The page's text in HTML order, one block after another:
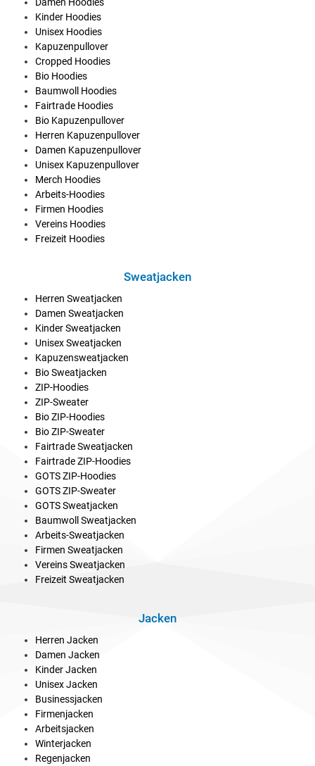
Kinder Hoodies
Unisex Hoodies
Kapuzenpullover
Cropped Hoodies
Bio Hoodies
Baumwoll Hoodies
Fairtrade Hoodies
Bio Kapuzenpullover
Herren Kapuzenpullover
Damen Kapuzenpullover
Unisex Kapuzenpullover
Merch Hoodies
Arbeits-Hoodies
Firmen Hoodies
Vereins Hoodies
Freizeit Hoodies
Sweatjacken
Herren Sweatjacken
Damen Sweatjacken
Kinder Sweatjacken
Unisex Sweatjacken
Kapuzensweatjacken
Bio Sweatjacken
ZIP-Hoodies
ZIP-Sweater
Bio ZIP-Hoodies
Bio ZIP-Sweater
Fairtrade Sweatjacken
Fairtrade ZIP-Hoodies
GOTS ZIP-Hoodies
GOTS ZIP-Sweater
GOTS Sweatjacken
Baumwoll Sweatjacken
Arbeits-Sweatjacken
Firmen Sweatjacken
Vereins Sweatjacken
Freizeit Sweatjacken
Jacken
Herren Jacken
Damen Jacken
Kinder Jacken
Unisex Jacken
Businessjacken
Firmenjacken
Arbeitsjacken
Winterjacken
Regenjacken